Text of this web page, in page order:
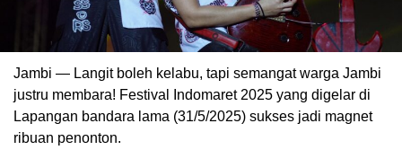
Jambi — Langit boleh kelabu, tapi semangat warga Jambi
justru membara! Festival Indomaret 2025 yang digelar di
Lapangan bandara lama (31/5/2025) sukses jadi magnet
ribuan penonton.